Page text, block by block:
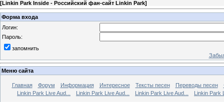
[Linkin Park Inside - Российский фан-сайт Linkin Park]
Форма входа
Логин:
Пароль:
запомнить
Меню сайта
Главная Форум Информация Интересное Тексты песен Переводы песен
Linkin Park Live Aud...
Linkin Park Live Aud... Linkin Park Live Aud... Linkin Park